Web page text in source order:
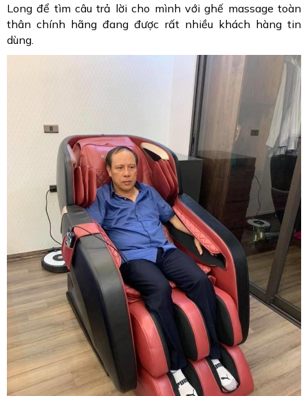
Long để tìm câu trả lời cho mình với ghế massage toàn
thân chính hãng đang được rất nhiều khách hàng tin
dùng.